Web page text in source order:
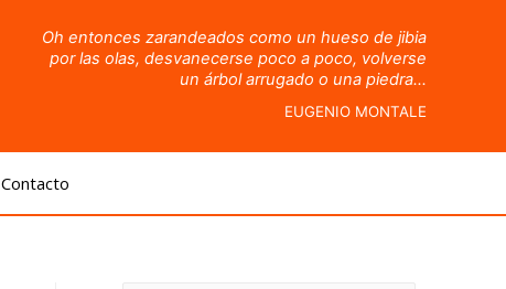
Oh entonces zarandeados como un hueso de jibia
por las olas, desvanecerse poco a poco, volverse
un árbol arrugado o una piedra…
EUGENIO MONTALE
Contacto